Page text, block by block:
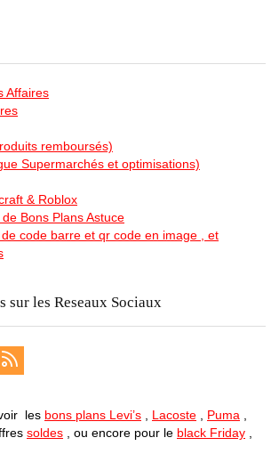
Affaires
remboursés)
Supermarchés et optimisations)
& Roblox
Bons Plans Astuce
code barre et qr code en image , et
sur les Reseaux Sociaux
les bons plans Levi’s Lacoste Puma
soldes , ou encore pour le black Friday